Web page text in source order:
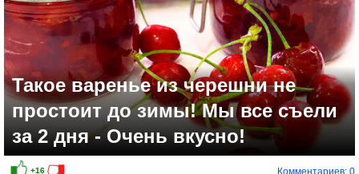
Такое варенье из черешни не
простоит до зимы! Мы все съели
за 2 дня - Очень вкусно!